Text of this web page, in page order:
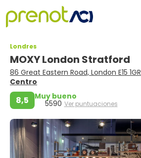
Londres
MOXY London Stratford
86 Great Eastern Road, London E15 1GR
Centro
8,5 Muy bueno
5590 Ver puntuaciones